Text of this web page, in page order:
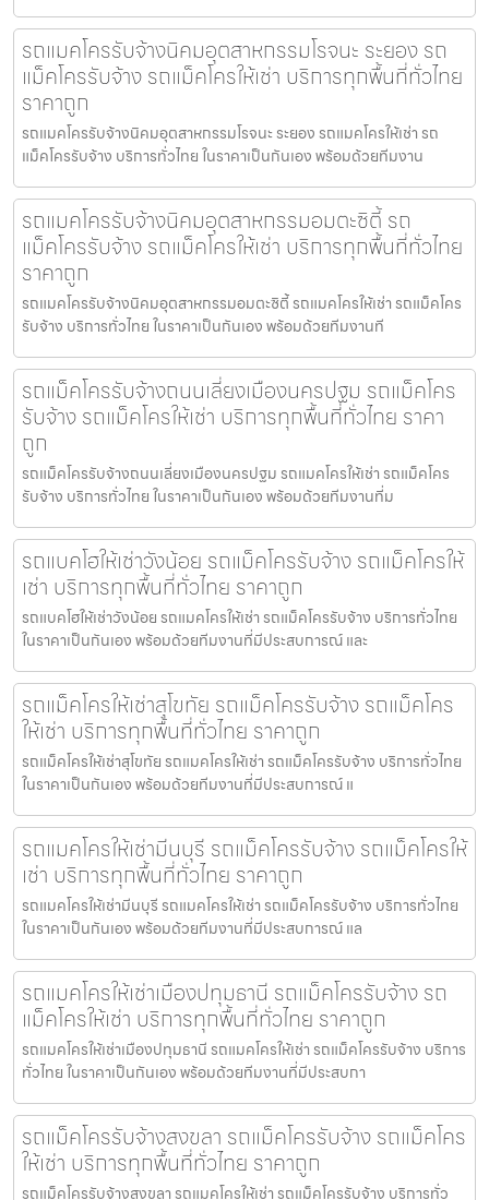
รถแมคโครรับจ้างนิคมอุตสาหกรรมโรจนะ ระยอง รถ
แม็คโครรับจ้าง รถแม็คโครให้เช่า บริการทุกพื้นที่ทั่วไทย
ราคาถูก
รถแมคโครรับจ้างนิคมอุตสาหกรรมโรจนะ ระยอง รถแมคโครให้เช่า รถ
แม็คโครรับจ้าง บริการทั่วไทย ในราคาเป็นกันเอง พร้อมด้วยทีมงาน
รถแมคโครรับจ้างนิคมอุตสาหกรรมอมตะซิตี้ รถ
แม็คโครรับจ้าง รถแม็คโครให้เช่า บริการทุกพื้นที่ทั่วไทย
ราคาถูก
รถแมคโครรับจ้างนิคมอุตสาหกรรมอมตะซิตี้ รถแมคโครให้เช่า รถแม็คโคร
รับจ้าง บริการทั่วไทย ในราคาเป็นกันเอง พร้อมด้วยทีมงานที
รถแม็คโครรับจ้างถนนเลี่ยงเมืองนครปฐม รถแม็คโคร
รับจ้าง รถแม็คโครให้เช่า บริการทุกพื้นที่ทั่วไทย ราคา
ถูก
รถแม็คโครรับจ้างถนนเลี่ยงเมืองนครปฐม รถแมคโครให้เช่า รถแม็คโคร
รับจ้าง บริการทั่วไทย ในราคาเป็นกันเอง พร้อมด้วยทีมงานที่ม
รถแบคโฮให้เช่าวังน้อย รถแม็คโครรับจ้าง รถแม็คโครให้
เช่า บริการทุกพื้นที่ทั่วไทย ราคาถูก
รถแบคโฮให้เช่าวังน้อย รถแมคโครให้เช่า รถแม็คโครรับจ้าง บริการทั่วไทย
ในราคาเป็นกันเอง พร้อมด้วยทีมงานที่มีประสบการณ์ และ
รถแม็คโครให้เช่าสุโขทัย รถแม็คโครรับจ้าง รถแม็คโคร
ให้เช่า บริการทุกพื้นที่ทั่วไทย ราคาถูก
รถแม็คโครให้เช่าสุโขทัย รถแมคโครให้เช่า รถแม็คโครรับจ้าง บริการทั่วไทย
ในราคาเป็นกันเอง พร้อมด้วยทีมงานที่มีประสบการณ์ แ
รถแมคโครให้เช่ามีนบุรี รถแม็คโครรับจ้าง รถแม็คโครให้
เช่า บริการทุกพื้นที่ทั่วไทย ราคาถูก
รถแมคโครให้เช่ามีนบุรี รถแมคโครให้เช่า รถแม็คโครรับจ้าง บริการทั่วไทย
ในราคาเป็นกันเอง พร้อมด้วยทีมงานที่มีประสบการณ์ แล
รถแมคโครให้เช่าเมืองปทุมธานี รถแม็คโครรับจ้าง รถ
แม็คโครให้เช่า บริการทุกพื้นที่ทั่วไทย ราคาถูก
รถแมคโครให้เช่าเมืองปทุมธานี รถแมคโครให้เช่า รถแม็คโครรับจ้าง บริการ
ทั่วไทย ในราคาเป็นกันเอง พร้อมด้วยทีมงานที่มีประสบกา
รถแม็คโครรับจ้างสงขลา รถแม็คโครรับจ้าง รถแม็คโคร
ให้เช่า บริการทุกพื้นที่ทั่วไทย ราคาถูก
รถแม็คโครรับจ้างสงขลา รถแมคโครให้เช่า รถแม็คโครรับจ้าง บริการทั่ว